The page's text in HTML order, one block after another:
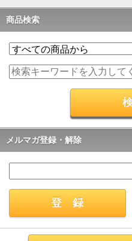
商品検索
メルマガ登録・解除